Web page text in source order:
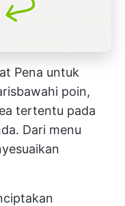
Pena untuk
poin,
tertentu pada
Dari menu